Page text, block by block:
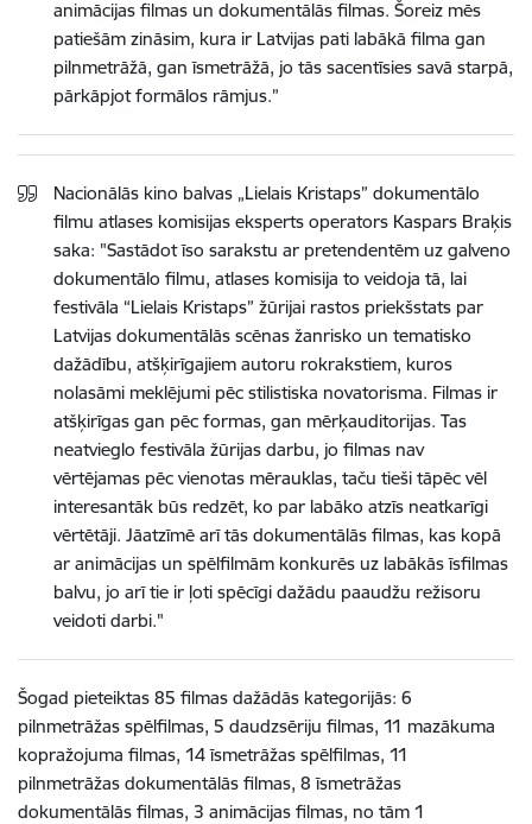
animācijas filmas un dokumentālās filmas. Šoreiz mēs
patiešām zināsim, kura ir Latvijas pati labākā filma gan
pilnmetrāžā, gan īsmetrāžā, jo tās sacentīsies savā starpā,
pārkāpjot formālos rāmjus.”
Nacionālās kino balvas „Lielais Kristaps” dokumentālo
filmu atlases komisijas eksperts operators Kaspars Braķis
saka: "Sastādot īso sarakstu ar pretendentēm uz galveno
dokumentālo filmu, atlases komisija to veidoja tā, lai
festivāla “Lielais Kristaps” žūrijai rastos priekšstats par
Latvijas dokumentālās scēnas žanrisko un tematisko
dažādību, atšķirīgajiem autoru rokrakstiem, kuros
nolasāmi meklējumi pēc stilistiska novatorisma. Filmas ir
atšķirīgas gan pēc formas, gan mērķauditorijas. Tas
neatvieglo festivāla žūrijas darbu, jo filmas nav
vērtējamas pēc vienotas mērauklas, taču tieši tāpēc vēl
interesantāk būs redzēt, ko par labāko atzīs neatkarīgi
vērtētāji. Jāatzīmē arī tās dokumentālās filmas, kas kopā
ar animācijas un spēlfilmām konkurēs uz labākās īsfilmas
balvu, jo arī tie ir ļoti spēcīgi dažādu paaudžu režisoru
veidoti darbi."
Šogad pieteiktas 85 filmas dažādās kategorijās: 6
pilnmetrāžas spēlfilmas, 5 daudzsēriju filmas, 11 mazākuma
kopražojuma filmas, 14 īsmetrāžas spēlfilmas, 11
pilnmetrāžas dokumentālās filmas, 8 īsmetrāžas
dokumentālās filmas, 3 animācijas filmas, no tām 1